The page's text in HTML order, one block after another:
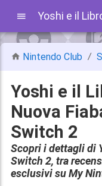
Nintendo Club
Yoshi e il
Nuova
Switch 2
Scopri i dettagli di
Switch 2, tra
esclusivi su My